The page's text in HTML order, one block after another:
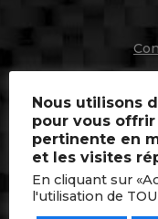
pour la
Nous utilisons
pour vous
pertinente en
et les visites
En cliquant sur
l'utilisation de